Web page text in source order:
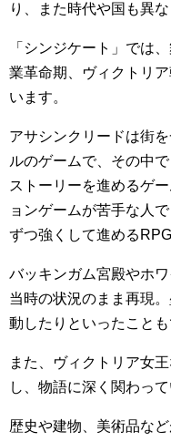
り、また時代や国も異な
「シンジケート」では
業革命期、ヴィクトリ
います。
アサシンクリードは街
ルのゲームで、その中
ストーリーを進めるゲ
ョンゲームが苦手な人
ずつ強くして進める
バッキンガム宮殿やホ
当時の状況のまま再現
動したりといったことも
また、ヴィクトリア女
し、物語に深く関わって
歴史や建物、美術品な